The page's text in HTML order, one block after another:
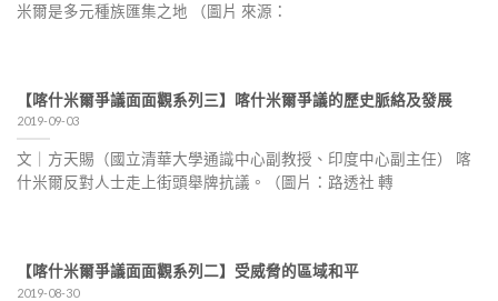
米爾是多元種族匯集之地 （圖片 來源：
【喀什米爾爭議面面觀系列三】喀什米爾爭議的歷史脈絡及發展
2019-09-03
文｜方天賜（國立清華大學通識中心副教授、印度中心副主任） 喀
什米爾反對人士走上街頭舉牌抗議。（圖片：路透社 轉
【喀什米爾爭議面面觀系列二】受威脅的區域和平
2019-08-30